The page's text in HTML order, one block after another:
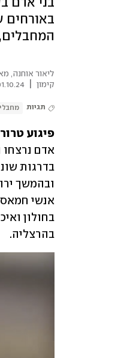
באורחים
המחבלים,
ליאור אוחנה,
קימון
| 16:07
תגיות
פיגוע טרור
בהרצליה.